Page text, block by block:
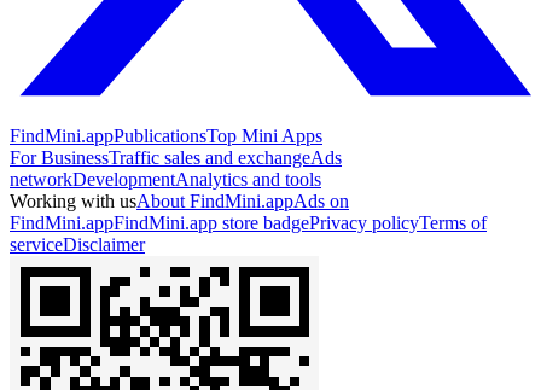
FindMini.appPublicationsTop Mini Apps
For BusinessTraffic sales and exchangeAds
networkDevelopmentAnalytics and tools
Working with usAbout FindMini.appAds on
FindMini.appFindMini.app store badgePrivacy policyTerms of
serviceDisclaimer